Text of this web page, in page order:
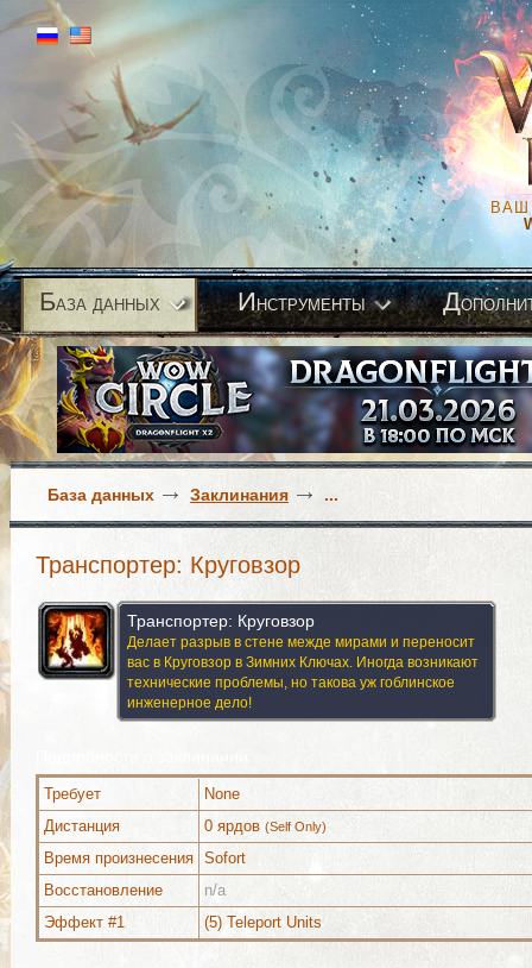
ВАШ
База данных Инструменты Д
База данных Заклинания ...
Транспортер: Круговзор
Транспортер: Круговзор
Делает разрыв в стене межде мирами и переносит
вас в Круговзор в Зимних Ключах. Иногда возникают
технические проблемы, но такова уж гоблинское
инженерное дело!
Требует
None
Дистанция
0 ярдов (Self Only)
Время произнесения Sofort
Восстановление
n/a
Эффект #1
(5) Teleport Units
Используется (1) Комментарии Изображения
Используется (1) Комментарии Изображения